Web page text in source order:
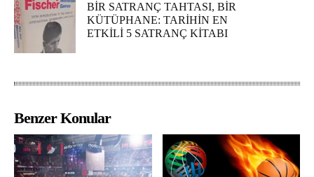
BİR SATRANÇ TAHTASI, BİR
KÜTÜPHANE: TARİHİN EN
ETKİLİ 5 SATRANÇ KİTABI
Benzer Konular